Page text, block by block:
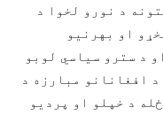
د نورو لخوا د
او بهرنیو
د سترو سیاسي لوبو
د افغانانو مبارزه د
د خپلو او پردیو